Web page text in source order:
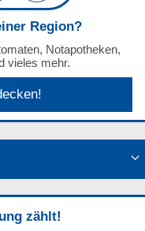
Region?
Notapotheken,
vieles mehr.
zählt!